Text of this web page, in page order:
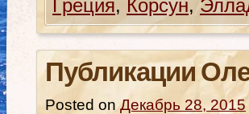
Греция, Корсун,
Публикации
Posted on Декабрь 28, 2015